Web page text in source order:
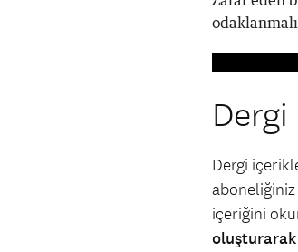
Dergi
içeriğini